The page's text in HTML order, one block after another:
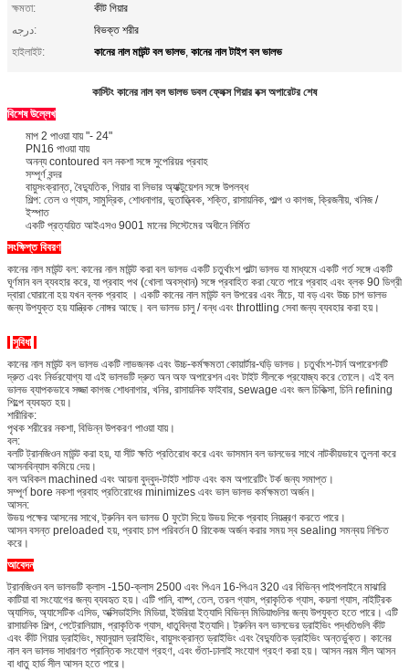
ক্ষমতা:
কীট গিয়ার
درجه:
বিভক্ত শরীর
হাইলাইট:
কানের নাল মাউন্ট বল ভালভ, কানের নাল টাইপ বল ভালভ
কাস্টিং কানের নাল বল ভালভ ডবল ফ্লেক্স গিয়ার বক্স অপারেটর শেষ
বিশেষ উল্লেখ
মাপ 2 পাওয়া যায় "- 24"
PN16 পাওয়া যায়
অনন্য contoured বল নকশা সঙ্গে সুপেরিয়র প্রবাহ
সম্পূর্ণ বন্দর
বায়ুসংক্রান্ত, বৈদ্যুতিক, গিয়ার বা লিভার অ্যাক্টুয়েশন সঙ্গে উপলব্ধ
শিল্প: তেল ও গ্যাস, সামুদ্রিক, শোধনাগার, ভূতাত্ত্বিক, শক্তি, রাসায়নিক, পাল্প ও কাগজ, ক্রিজনীয়, খনিজ /
ইস্পাত
একটি প্রত্যয়িত আইএসও 9001 মানের সিস্টেমের অধীনে নির্মিত
সংক্ষিপ্ত বিবরণ
কানের নাল মাউন্ট বল: কানের নাল মাউন্ট করা বল ভালভ একটি চতুর্থাংশ পাল্টা ভালভ যা মাধ্যমে একটি গর্ত সঙ্গে একটি
ঘূর্ণমান বল ব্যবহার করে, যা প্রবাহ পথ (খোলা অবস্থান) সঙ্গে প্রবাহিত করা যেতে পারে প্রবাহ এবং ব্লক 90 ডিগ্রী
দ্বারা ঘোরানো হয় যখন ব্লক প্রবাহ । একটি কানের নাল মাউন্ট বল উপরের এবং নীচে, যা বড় এবং উচ্চ চাপ ভালভ
জন্য উপযুক্ত হয় যান্ত্রিক নোঙ্গর আছে। বল ভালভ চালু / বন্ধ এবং throttling সেবা জন্য ব্যবহার করা হয়।
সুবিধা
কানের নাল মাউন্ট বল ভালভ একটি লাভজনক এবং উচ্চ-কর্মক্ষমতা কোয়ার্টার-ঘড়ি ভালভ। চতুর্থাংশ-টার্ন অপারেশনটি
দ্রুত এবং নির্ভরযোগ্য যা এই ভালভটি দ্রুত অন অফ অপারেশন এবং টাইট সীলকে প্রযোজ্য করে তোলে। এই বল
ভালভ ব্যাপকভাবে সজ্জা কাগজ শোধনাগার, খনির, রাসায়নিক ফাইবার, sewage এবং জল চিকিত্সা, চিনি refining
শিল্পে ব্যবহৃত হয়।
শারীরিক:
পৃথক শরীরের নকশা, বিভিন্ন উপকরণ পাওয়া যায়।
বল:
বলটি ট্রানজিওন মাউন্ট করা হয়, যা সীট ক্ষতি প্রতিরোধ করে এবং ভাসমান বল ভালভের সাথে নাটকীয়ভাবে তুলনা করে
আসনবিন্যাস কমিয়ে দেয়।
বল অবিকল machined এবং আয়না বুদ্বুদ-টাইট শাটফ এবং কম অপারেটিং টর্ক জন্য সমাপ্ত।
সম্পূর্ণ bore নকশা প্রবাহ প্রতিরোধের minimizes এবং ভাল ভালভ কর্মক্ষমতা অর্জন।
আসন:
উভয় পক্ষের আসনের সাথে, ট্রুনিন বল ভালভ 0 ফুটো দিয়ে উভয় দিকে প্রবাহ নিয়ন্ত্রণ করতে পারে।
আসন বসন্ত preloaded হয়, প্রবাহ চাপ পরিবর্তন 0 রিাকেজ অর্জন করার সময় স্ব sealing সমন্বয় নিশ্চিত
করে।
আবেদন
ট্রানজিওন বল ভালভটি ক্লাস -150-ক্লাস 2500 এবং পিএন 16-পিএন 320 এর বিভিন্ন পাইপলাইনে মাঝারি
কাটিয়া বা সংযোগের জন্য ব্যবহৃত হয়। এটি পানি, বাষ্প, তেল, তরল গ্যাস, প্রাকৃতিক গ্যাস, কয়লা গ্যাস, নাইট্রিক
অ্যাসিড, অ্যাসেটিক এসিড, অক্সিডাইসিং মিডিয়া, ইউরিয়া ইত্যাদি বিভিন্ন মিডিয়াগুলির জন্য উপযুক্ত হতে পারে। এটি
রাসায়নিক শিল্প, পেট্রোলিয়াম, প্রাকৃতিক গ্যাস, ধাতুবিদ্যা ইত্যাদি। ট্রুনিন বল ভালভের ড্রাইভিং পদ্ধতিগুলি কীট
এবং কীট গিয়ার ড্রাইভিং, ম্যানুয়াল ড্রাইভিং, বায়ুসংক্রান্ত ড্রাইভিং এবং বৈদ্যুতিক ড্রাইভিং অন্তর্ভুক্ত। কানের
নাল বল ভালভ সাধারণত প্রান্তিক সংযোগ গ্রহণ, এবং গুঁতা-ঢালাই সংযোগ গ্রহণ করা হয়। আসন নরম সীল আসন
বা ধাতু হার্ড সীল আসন হতে পারে।